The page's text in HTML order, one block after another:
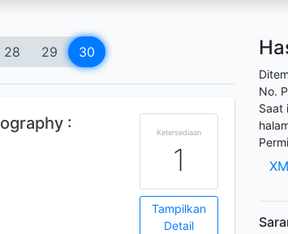
28 29 30
:
Ketersediaan
1
Tampilkan
Detail
No.
Saat